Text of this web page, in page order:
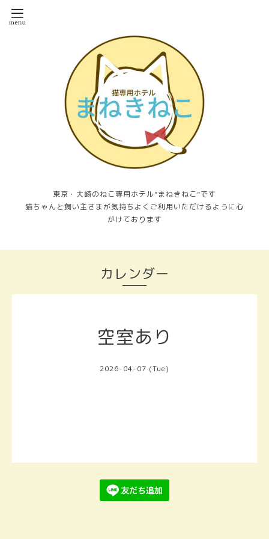
東京・大崎のねこ専用ホテル”まねきねこ”です
猫ちゃんと飼い主さまが気持ちよくご利用いただけるように心
がけております
カレンダー
空室あり
2026-04-07 (Tue)